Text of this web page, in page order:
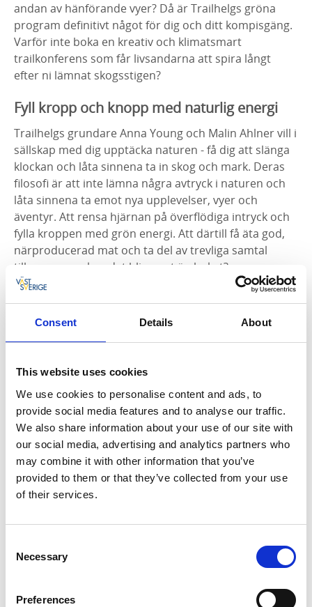
Consent Details About
This website uses cookies
We use cookies to personalise content and ads, to
provide social media features and to analyse our traffic.
We also share information about your use of our site with
our social media, advertising and analytics partners who
may combine it with other information that you’ve
provided to them or that they’ve collected from your use
of their services.
Selection
Necessary
Preferences
andan av hänförande vyer? Då är Trailhelgs gröna
program definitivt något för dig och ditt kompisgäng.
Varför inte boka en kreativ och klimatsmart
trailkonferens som får livsandarna att spira långt
efter ni lämnat skogsstigen?
Fyll kropp och knopp med naturlig energi
Trailhelgs grundare Anna Young och Malin Ahlner vill i
sällskap med dig upptäcka naturen - få dig att slänga
klockan och låta sinnena ta in skog och mark. Deras
filosofi är att inte lämna några avtryck i naturen och
låta sinnena ta emot nya upplevelser, vyer och
äventyr. Att rensa hjärnan på överflödiga intryck och
fylla kroppen med grön energi. Att därtill få äta god,
närproducerad mat och ta del av trevliga samtal
tillsammans - kan det bli annat än lyckat?
“Att prioritera sig själv en helg och fylla på ren
“naturlig” lycka, det är vi alla värda”.
Aktiva naturhelger som passar alla
Du som deltagare behöver inte vara i toppform.
vardagsmotionärer ska orka med och kunna njuta av
runt Skaraborg.